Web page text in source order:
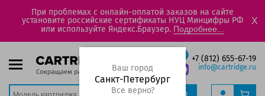
При проблемах с онлайн-оплатой заказов на сайте
установите российские сертификаты НУЦ Минцифры РФ
или используйте Яндекс.Браузер. Подробнее...
X
+7 (812) 655-67-19
info@cartridge.ru
Ваш город
Санкт-Петербург
Все верно?